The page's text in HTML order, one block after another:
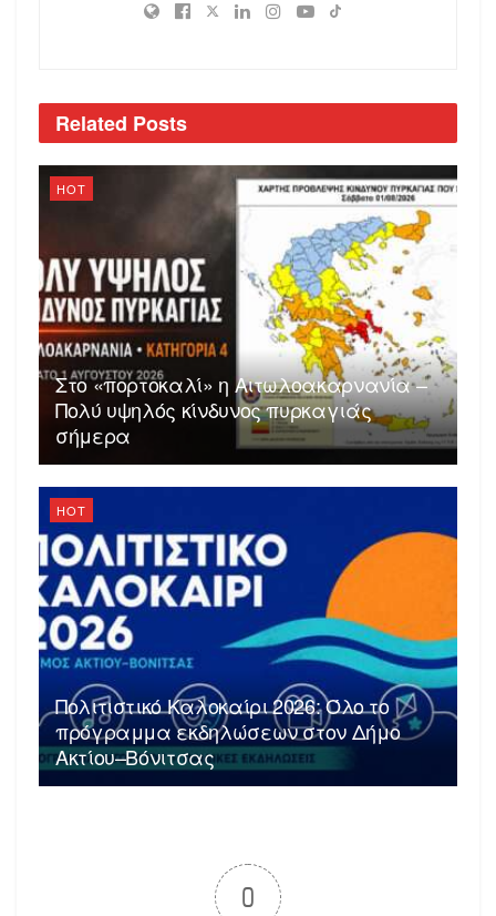
Related Posts
HOT
Στο «πορτοκαλί» η Αιτωλοακαρνανία –
Πολύ υψηλός κίνδυνος πυρκαγιάς
σήμερα
HOT
Πολιτιστικό Καλοκαίρι 2026: Όλο το
πρόγραμμα εκδηλώσεων στον Δήμο
Ακτίου–Βόνιτσας
0